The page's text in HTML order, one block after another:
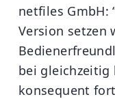
netfiles GmbH:
Version setzen
bei gleichzeitig
konsequent